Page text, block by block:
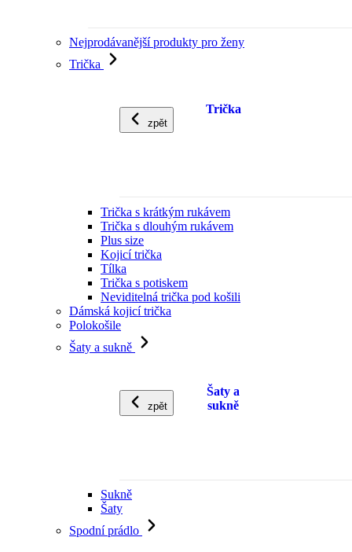
Nejprodávanější produkty pro ženy
Trička
zpět
Trička
Trička s krátkým rukávem
Trička s dlouhým rukávem
Plus size
Kojicí trička
Tílka
Trička s potiskem
Neviditelná trička pod košili
Dámská kojicí trička
Polokošile
Šaty a sukně
zpět
Šaty a
sukně
Sukně
Šaty
Spodní prádlo